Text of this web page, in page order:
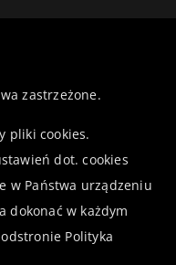
zastrzeżone.
pliki cookies.
dot. cookies
w Państwa urządzeniu
dokonać w każdym
Polityka